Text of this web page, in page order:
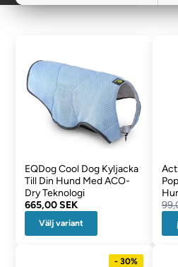
EQDog Cool Dog Kyljacka
Till Din Hund Med ACO-
Dry Teknologi
665,00 SEK
Välj variant
- 30%